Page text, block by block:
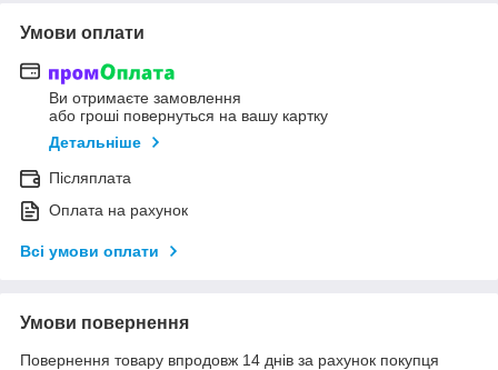
Умови оплати
Ви отримаєте замовлення
або гроші повернуться на вашу картку
Детальніше
Післяплата
Оплата на рахунок
Всі умови оплати
Умови повернення
Повернення товару впродовж 14 днів за рахунок покупця